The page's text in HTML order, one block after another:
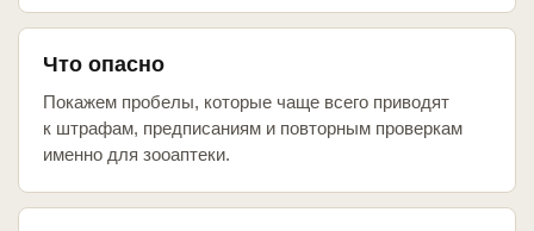
Что опасно
Покажем пробелы, которые чаще всего приводят
к штрафам, предписаниям и повторным проверкам
именно для зооаптеки.